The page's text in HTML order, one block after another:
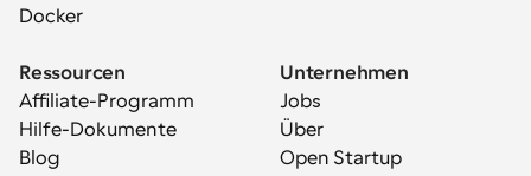
Docker
Ressourcen
Affiliate-Programm
Hilfe-Dokumente
Blog
Unternehmen
Jobs
Über
Open Startup